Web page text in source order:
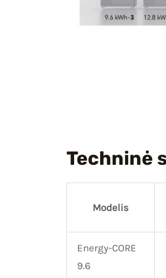
Techninė
Modelis
Energy-CORE
9.6